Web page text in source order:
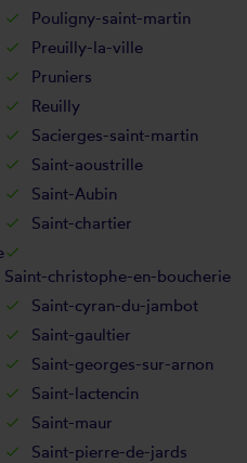
Pouligny-saint-martin
Preuilly-la-ville
Pruniers
Reuilly
Sacierges-saint-martin
Saint-aoustrille
Saint-Aubin
Saint-chartier
Saint-christophe-en-boucherie
Saint-cyran-du-jambot
Saint-gaultier
Saint-georges-sur-arnon
Saint-lactencin
Saint-maur
Saint-pierre-de-jards